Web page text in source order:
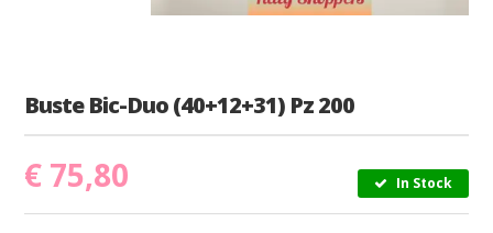
Buste Bic-Duo (40+12+31) Pz 200
€ 75,80 In Stock